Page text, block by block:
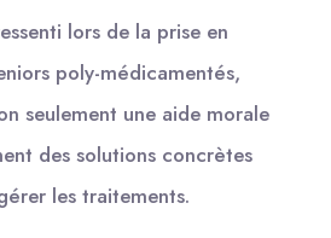
lors de la prise en
poly-médicamentés,
seulement une aide morale
des solutions concrètes
les traitements.